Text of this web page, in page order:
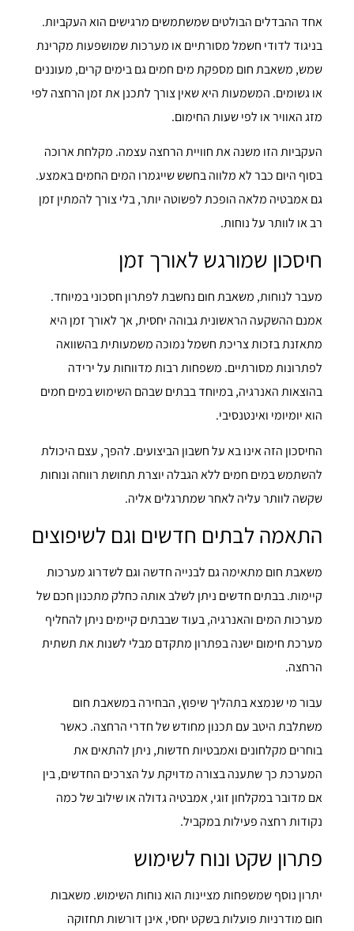
אחד ההבדלים הבולטים שמשתמשים מרגישים הוא העקביות.
בניגוד לדודי חשמל מסורתיים או מערכות שמושפעות מקרינת
שמש, משאבת חום מספקת מים חמים גם בימים קרים, מעוננים
או גשומים. המשמעות היא שאין צורך לתכנן את זמן הרחצה לפי
מזג האוויר או לפי שעות החימום.
העקביות הזו משנה את חוויית הרחצה עצמה. מקלחת ארוכה
בסוף היום כבר לא מלווה בחשש שייגמרו המים החמים באמצע.
גם אמבטיה מלאה הופכת לפשוטה יותר, בלי צורך להמתין זמן
רב או לוותר על נוחות.
חיסכון שמורגש לאורך זמן
מעבר לנוחות, משאבת חום נחשבת לפתרון חסכוני במיוחד.
אמנם ההשקעה הראשונית גבוהה יחסית, אך לאורך זמן היא
מתאזנת בזכות צריכת חשמל נמוכה משמעותית בהשוואה
לפתרונות מסורתיים. משפחות רבות מדווחות על ירידה
בהוצאות האנרגיה, במיוחד בבתים שבהם השימוש במים חמים
הוא יומיומי ואינטנסיבי.
החיסכון הזה אינו בא על חשבון הביצועים. להפך, עצם היכולת
להשתמש במים חמים ללא הגבלה יוצרת תחושת רווחה ונוחות
שקשה לוותר עליה לאחר שמתרגלים אליה.
התאמה לבתים חדשים וגם לשיפוצים
משאבת חום מתאימה גם לבנייה חדשה וגם לשדרוג מערכות
קיימות. בבתים חדשים ניתן לשלב אותה כחלק מתכנון חכם של
מערכות המים והאנרגיה, בעוד שבבתים קיימים ניתן להחליף
מערכת חימום ישנה בפתרון מתקדם מבלי לשנות את תשתית
הרחצה.
עבור מי שנמצא בתהליך שיפוץ, הבחירה במשאבת חום
משתלבת היטב עם תכנון מחודש של חדרי הרחצה. כאשר
בוחרים מקלחונים ואמבטיות חדשות, ניתן להתאים את
המערכת כך שתענה בצורה מדויקת על הצרכים החדשים, בין
אם מדובר במקלחון זוגי, אמבטיה גדולה או שילוב של כמה
נקודות רחצה פעילות במקביל.
פתרון שקט ונוח לשימוש
יתרון נוסף שמשפחות מציינות הוא נוחות השימוש. משאבות
חום מודרניות פועלות בשקט יחסי, אינן דורשות תחזוקה